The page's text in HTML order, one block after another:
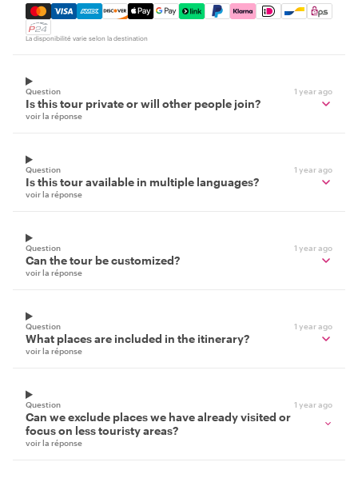
Mastercard, Visa, Amex, Discover, Apple Pay, Google
La disponibilité varie selon la destination
Question 1 year ago
Is this tour private or will other people join?
voir la réponse
Question 1 year ago
Is this tour available in multiple languages?
voir la réponse
Question 1 year ago
Can the tour be customized?
voir la réponse
Question 1 year ago
What places are included in the itinerary?
voir la réponse
Question 1 year ago
Can we exclude places we have already visited or
focus on less touristy areas?
voir la réponse